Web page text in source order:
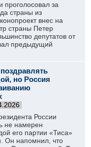
проголосовал за
страны из
внес на
страны Петер
депутатов от
предыдущий
но Россия
России
не намерен
его партии «Тиса»
Он напомнил, что